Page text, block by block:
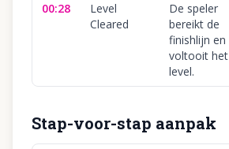
00:28
Level
Cleared
De speler
bereikt de
finishlijn en
voltooit het
level.
Stap-voor-stap aanpak